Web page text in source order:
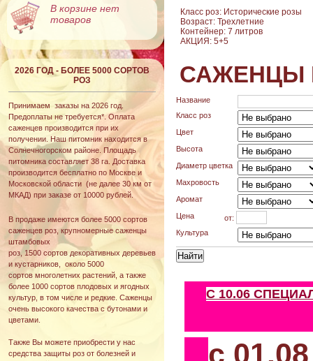
В корзине нет
товаров
2026 ГОД - БОЛЕЕ 5000 СОРТОВ
РОЗ
Принимаем заказы на 2026 год.
Предоплаты не требуется*. Оплата
саженцев производится при их
получении. Наш питомник находится в
Солнечногорском районе. Площадь
питомника составляет 38 га. Доставка
производится бесплатно по Москве и
Московской области (не далее 30 км от
МКАД) при заказе от 10000 рублей.
В продаже имеются более 5000 сортов
саженцев роз, крупномерные саженцы
штамбовых
роз, 1500 сортов декоративных деревьев
и кустарников, около 5000
сортов многолетних растений, а также
более 1000 сортов плодовых и ягодных
культур, в том числе и редкие. Саженцы
очень высокого качества с бутонами и
цветами.
Также Вы можете приобрести у нас
средства защиты роз от болезней и
Класс роз: Исторические розы
Возраст: Трехлетние
Контейнер: 7 литров
АКЦИЯ: 5+5
САЖЕНЦЫ
Название
Класс роз
Цвет
Высота
Диаметр цветка
Махровость
Аромат
Цена
от:
Культура
С 10.06
с